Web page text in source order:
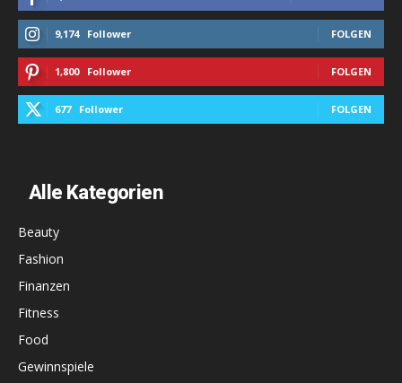
9,174 Follower FOLGEN
1,800 Follower FOLGEN
677 Follower FOLGEN
Alle Kategorien
Beauty
Fashion
Finanzen
Fitness
Food
Gewinnspiele